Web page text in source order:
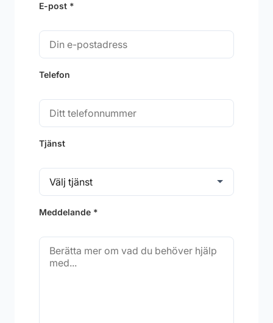
E-post *
Telefon
Tjänst
Meddelande *